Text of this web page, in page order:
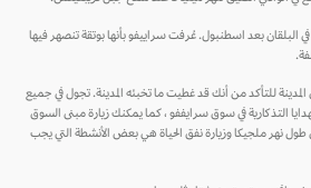
بعد اسطنبول. عُرفت سراييفو بأنها بوتقة تنصهر فيها
للتأكد من أنك قد غطيت ما تخبئه المدينة. تجول في جميع
التذكارية في سوق سرايففو ، كما يمكنك زيارة مبنى السوق
نهر ملجيكا وزيارة نفق الحياة هي بعض الأنشطة التي يجب